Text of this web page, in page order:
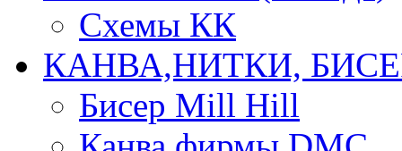
Схемы КК
КАНВА,НИТКИ,
Бисер Mill Hill